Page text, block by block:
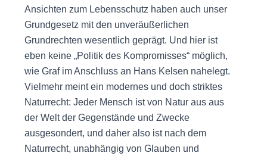
Ansichten zum Lebensschutz haben auch unser
Grundgesetz mit den unveräußerlichen
Grundrechten wesentlich geprägt. Und hier ist
eben keine „Politik des Kompromisses“ möglich,
wie Graf im Anschluss an Hans Kelsen nahelegt.
Vielmehr meint ein modernes und doch striktes
Naturrecht: Jeder Mensch ist von Natur aus aus
der Welt der Gegenstände und Zwecke
ausgesondert, und daher also ist nach dem
Naturrecht, unabhängig von Glauben und